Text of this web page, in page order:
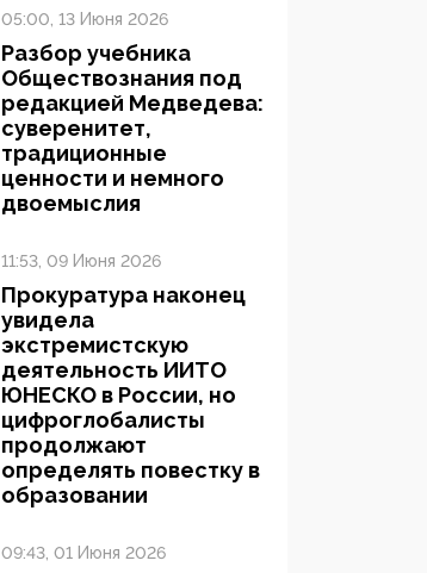
05:00, 13 Июня 2026
Разбор учебника
Обществознания под
редакцией Медведева:
суверенитет,
традиционные
ценности и немного
двоемыслия
11:53, 09 Июня 2026
Прокуратура наконец
увидела
экстремистскую
деятельность ИИТО
ЮНЕСКО в России, но
цифроглобалисты
продолжают
определять повестку в
образовании
09:43, 01 Июня 2026